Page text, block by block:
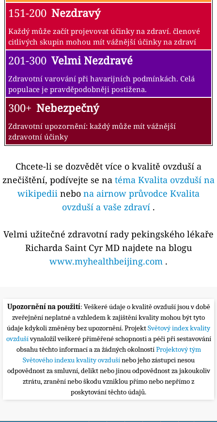
151-200 Nezdravý
Každý může začít projevovat účinky na zdraví. členové
citlivých skupin mohou mít vážnější účinky na zdraví
201-300 Velmi Nezdravé
Zdravotní varování při havarijních podmínkách. Celá
populace je pravděpodobněji postižena.
300+ Nebezpečný
Zdravotní upozornění: každý může mít vážnější
zdravotní účinky
Chcete-li se dozvědět více o kvalitě ovzduší a
znečištění, podívejte se na téma Kvalita ovzduší na
wikipedii nebo na airnow průvodce Kvalita
ovzduší a vaše zdraví .
Velmi užitečné zdravotní rady pekingského lékaře
Richarda Saint Cyr MD najdete na blogu
www.myhealthbeijing.com .
Upozornění na použití: Veškeré údaje o kvalitě ovzduší jsou v době
zveřejnění neplatné a vzhledem k zajištění kvality mohou být tyto
údaje kdykoli změněny bez upozornění. ProjektSvětový index kvality
ovzdušívynaložil veškeré přiměřené schopnosti a péči při sestavování
obsahu těchto informací a za žádných okolnostíProjektový tým
Světového indexu kvality ovzdušínebo jeho zástupci nesou
odpovědnost za smluvní, delikt nebo jinou odpovědnost za jakoukoliv
ztrátu, zranění nebo škodu vzniklou přímo nebo nepřímo z
poskytování těchto údajů.